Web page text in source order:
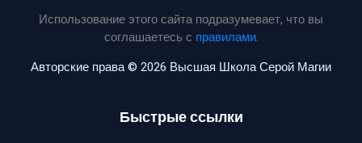
Использование этого сайта подразумевает, что вы
соглашаетесь с правилами.
Авторские права © 2026 Высшая Школа Серой Магии
Быстрые ссылки